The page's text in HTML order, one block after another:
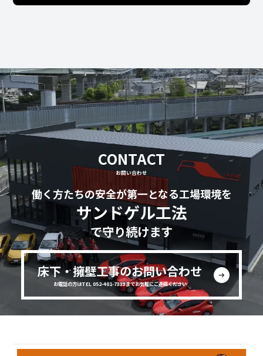
CONTACT
お問い合わせ
働く方たちの安全が第一となる工場環境を
サンドゲル工法
で守り続けます
床下・擁壁工事のお問い合わせ
お電話の方はTEL 052-401-7333までお気軽にご連絡ください